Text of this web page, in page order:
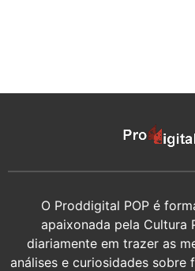
O Proddigital POP é
apaixonada pela Cultura
diariamente em trazer as
análises e curiosidades sobre